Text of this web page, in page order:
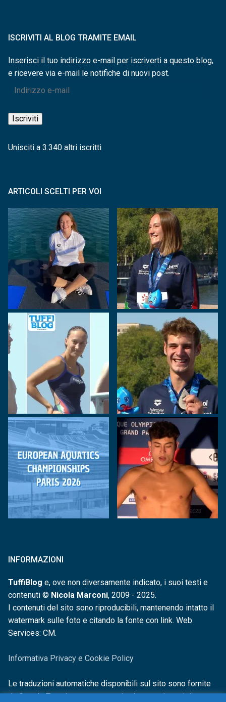
ISCRIVITI AL BLOG TRAMITE EMAIL
Inserisci il tuo indirizzo e-mail per iscriverti a questo blog,
e ricevere via e-mail le notifiche di nuovi post.
Indirizzo
mail
Iscriviti
Unisciti a 3.340 altri iscritti
ARTICOLI SCELTI PER VOI
INFORMAZIONI
TuffiBlog e, ove non diversamente indicato, i suoi testi e
contenuti © Nicola Marconi, 2009 - 2025.
I contenuti del sito sono riproducibili, mantenendo intatto il
watermark sulle foto e citando la fonte con link. Web
Services: CM.
Informativa Privacy e Cookie Policy
Le traduzioni automatiche disponibili sul sito sono fornite
da Google Translate e non sono in alcun modo revisionate o